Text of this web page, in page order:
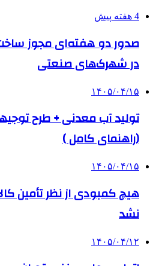
4 هفته پیش
صدور دو هفته‌ای مجوز
در شهرک‌های صنعتی
۱۴۰۵/۰۴/۱۵
تولید آب معدنی + طرح
(راهنمای کامل )
۱۴۰۵/۰۴/۱۵
هیچ کمبودی از نظر تأمین
نشد
۱۴۰۵/۰۴/۱۲